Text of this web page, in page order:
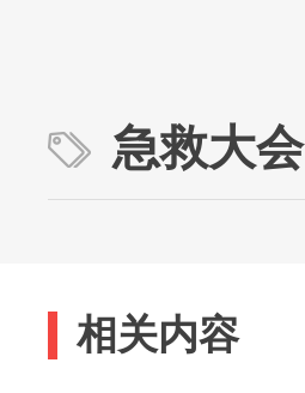
急救大会
相关内容